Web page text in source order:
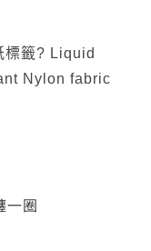
標籤? Liquid
Nylon fabric
一圈